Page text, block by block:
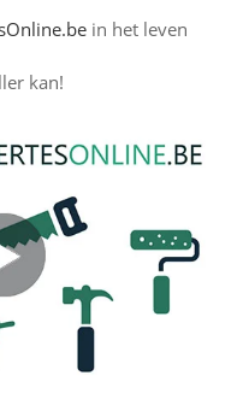
in het leven
kan!